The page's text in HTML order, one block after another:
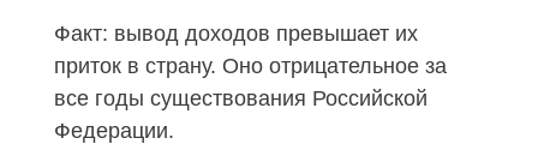
Факт: вывод доходов превышает их
приток в страну. Оно отрицательное за
все годы существования Российской
Федерации.